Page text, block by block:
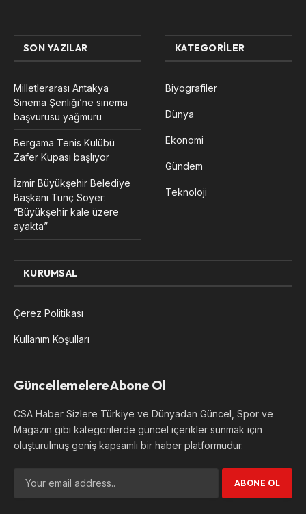
SON YAZILAR
Milletlerarası Antakya
Sinema Şenliği’ne sinema
başvurusu yağmuru
Bergama Tenis Kulübü
Zafer Kupası başlıyor
İzmir Büyükşehir Belediye
Başkanı Tunç Soyer:
“Büyükşehir kale üzere
ayakta”
KATEGORILER
Biyografiler
Dünya
Ekonomi
Gündem
Teknoloji
KURUMSAL
Çerez Politikası
Kullanım Koşulları
Güncellemelere Abone Ol
CSA Haber Sizlere Türkiye ve Dünyadan Güncel, Spor ve
Magazin gibi kategorilerde güncel içerikler sunmak için
oluşturulmuş geniş kapsamlı bir haber platformudur.